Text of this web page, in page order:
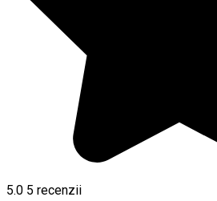
5.0 5 recenzii